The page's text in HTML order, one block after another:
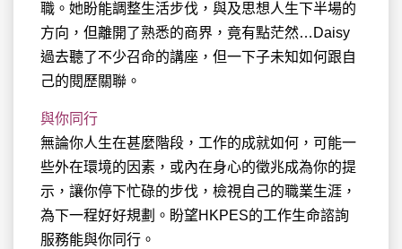
職。她盼能調整生活步伐，與及思想人生下半場的
方向，但離開了熟悉的商界，竟有點茫然…Daisy
過去聽了不少召命的講座，但一下子未知如何跟自
己的閱歷關聯。
與你同行
無論你人生在甚麼階段，工作的成就如何，可能一
些外在環境的因素，或內在身心的徵兆成為你的提
示，讓你停下忙碌的步伐，檢視自己的職業生涯，
為下一程好好規劃。盼望HKPES的工作生命諮詢
服務能與你同行。